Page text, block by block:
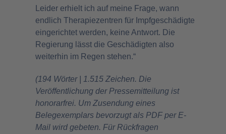
Leider erhielt ich auf meine Frage, wann
endlich Therapiezentren für Impfgeschädigte
eingerichtet werden, keine Antwort. Die
Regierung lässt die Geschädigten also
weiterhin im Regen stehen.“
(194 Wörter | 1.515 Zeichen. Die
Veröffentlichung der Pressemitteilung ist
honorarfrei. Um Zusendung eines
Belegexemplars bevorzugt als PDF per E-
Mail wird gebeten. Für Rückfragen